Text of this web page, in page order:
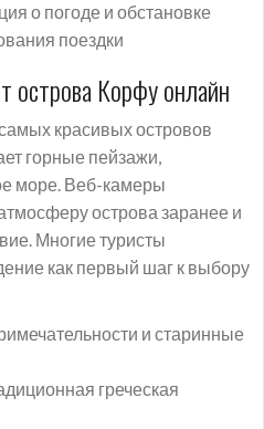
о погоде и обстановке
поездки
острова Корфу онлайн
красивых островов
горные пейзажи,
море. Веб-камеры
острова заранее и
Многие туристы
как первый шаг к выбору
и старинные
греческая